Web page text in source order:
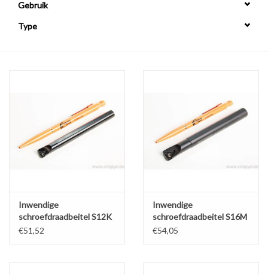
Werkplaatsinrichting |
Cadeaubonnen &
Relatiegeschenken |
Gebruik
Type
Inwendige
schroefdraadbeitel S12K
SIR 11
€51,52
Inwendige
schroefdraadbeitel S16M
SIR 16
€54,05